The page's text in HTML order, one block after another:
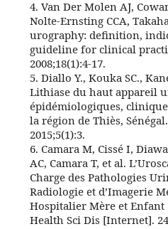
4. Van Der Molen AJ,
Nolte-Ernsting CCA,
urography: definition,
guideline for clinical
2008;18(1):4‑17.
5. Diallo Y., Kouka SC.,
Lithiase du haut appareil
épidémiologiques,
la région de Thiès,
2015;5(1):3.
6. Camara M, Cissé I,
AC, Camara T, et al.
Charge des Pathologies
Radiologie et d’Imagerie
Hospitalier Mère et Enfant
Health Sci Dis [Internet].